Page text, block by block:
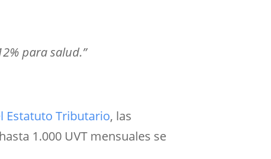
para salud.”
Estatuto Tributario, las
1.000 UVT mensuales se